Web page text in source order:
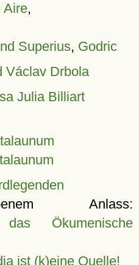
Aire,
Superius, Godric
Václav Drbola
Julia Billiart
Anlass:
Ökumenische
ist (k)eine Quelle!